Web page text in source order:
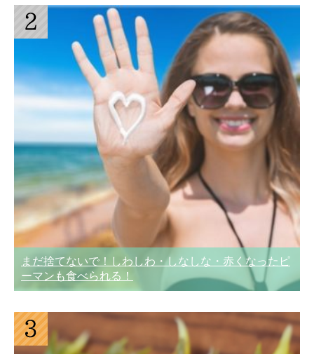
まだ捨てないで！しわしわ・しなしな・赤くなったピ
ーマンも食べられる！